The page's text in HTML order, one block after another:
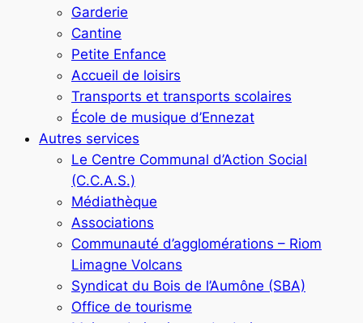
Garderie
Cantine
Petite Enfance
Accueil de loisirs
Transports et transports scolaires
École de musique d’Ennezat
Autres services
Le Centre Communal d’Action Social
(C.C.A.S.)
Médiathèque
Associations
Communauté d’agglomérations – Riom
Limagne Volcans
Syndicat du Bois de l’Aumône (SBA)
Office de tourisme